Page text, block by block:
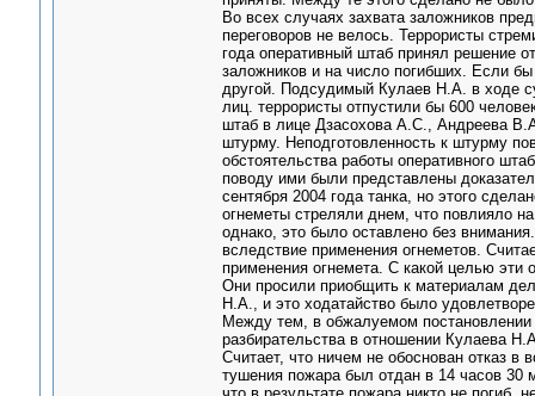
Во всех случаях захвата заложников
переговоров не велось. Террористы
года оперативный штаб принял решение
заложников и на число погибших. Если
другой. Подсудимый Кулаев Н.А. в ходе
лиц. террористы отпустили бы 600
штаб в лице Дзасохова А.С., Андреева
штурму. Неподготовленность к штурму
обстоятельства работы оперативного
поводу ими были представлены
сентября 2004 года танка, но этого
огнеметы стреляли днем, что повлияло
однако, это было оставлено без
вследствие применения огнеметов.
применения огнемета. С какой целью
Они просили приобщить к материалам
Н.А., и это ходатайство было
Между тем, в обжалуемом постановлении
разбирательства в отношении Кулаева
Считает, что ничем не обоснован отказ в
тушения пожара был отдан в 14 часов 30